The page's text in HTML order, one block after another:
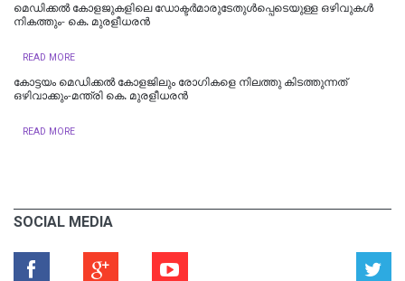
മെഡിക്കല്‍ കോളജുകളിലെ ഡോക്ടര്‍മാരുടേതുള്‍പ്പെടെയുള്ള ഒഴിവുകള്‍
നികത്തും- കെ. മുരളീധരന്‍
READ MORE
കോട്ടയം മെഡിക്കല്‍ കോളജിലും രോഗികളെ നിലത്തു കിടത്തുന്നത്
ഒഴിവാക്കും-മന്ത്രി കെ. മുരളീധരന്‍
READ MORE
SOCIAL MEDIA